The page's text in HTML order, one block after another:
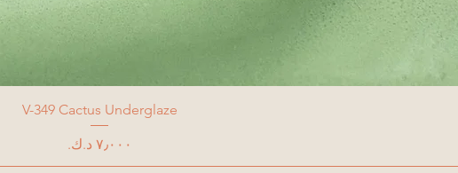
V-349 Cactus Underglaze
السعر